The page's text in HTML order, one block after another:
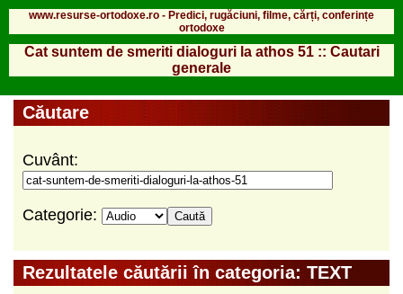
www.resurse-ortodoxe.ro - Predici, rugăciuni, filme, cărți, conferințe
ortodoxe
Cat suntem de smeriti dialoguri la athos 51 :: Cautari
generale
Căutare
Cuvânt:
Categorie:
Rezultatele căutării în categoria: TEXT